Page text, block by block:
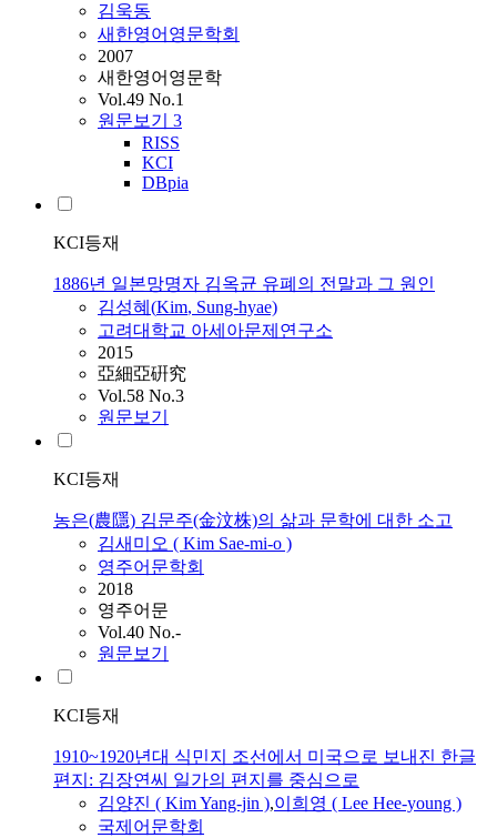
김욱동
새한영어영문학회
2007
새한영어영문학
Vol.49 No.1
원문보기 3
RISS
KCI
DBpia
KCI등재
1886년 일본망명자 김옥균 유폐의 전말과 그 원인
김성혜(Kim, Sung-hyae)
고려대학교 아세아문제연구소
2015
亞細亞硏究
Vol.58 No.3
원문보기
KCI등재
농은(農隱) 김문주(金汶株)의 삶과 문학에 대한 소고
김새미오 ( Kim Sae-mi-o )
영주어문학회
2018
영주어문
Vol.40 No.-
원문보기
KCI등재
1910~1920년대 식민지 조선에서 미국으로 보내진 한글
편지: 김장연씨 일가의 편지를 중심으로
김양진 ( KimYang-jin ),이희영 ( Lee Hee-young )
국제어문학회